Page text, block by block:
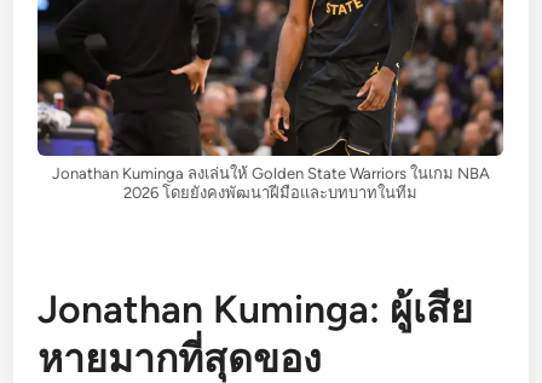
Jonathan Kuminga ลงเล่นให้ Golden State Warriors ในเกม NBA
2026 โดยยังคงพัฒนาฝีมือและบทบาทในทีม
Jonathan Kuminga: ผู้เสีย
หายมากที่สุดของ